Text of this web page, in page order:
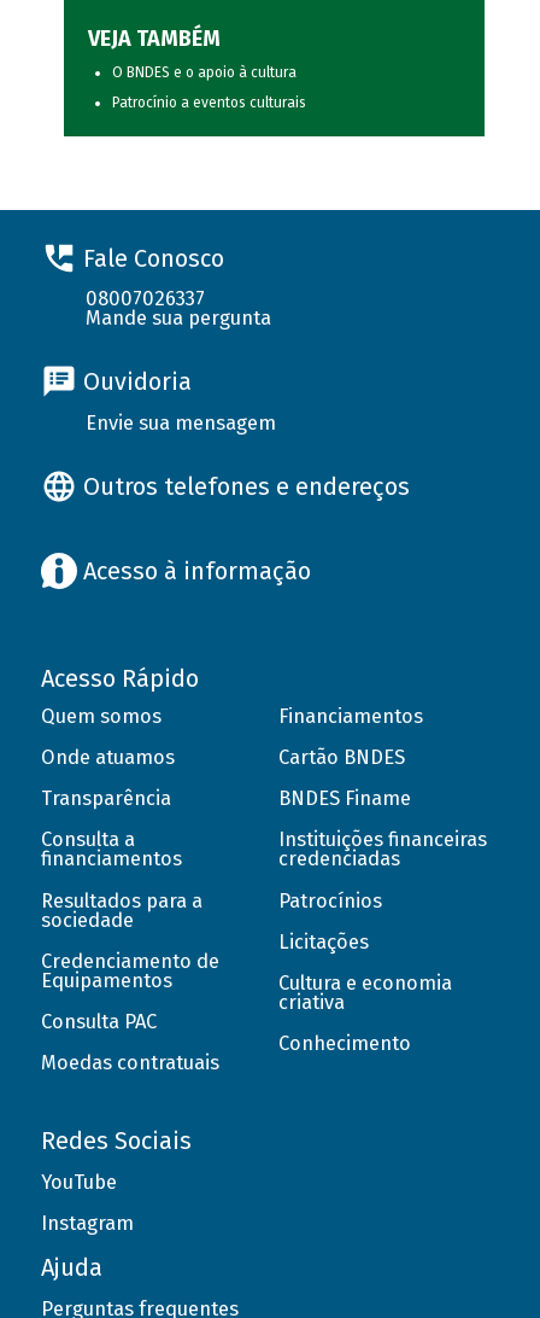
VEJA TAMBÉM
O BNDES e o apoio à cultura
Patrocínio a eventos culturais
Fale Conosco
08007026337
Mande sua pergunta
Ouvidoria
Envie sua mensagem
Outros telefones e endereços
Acesso à informação
Acesso Rápido
Quem somos
Onde atuamos
Transparência
Consulta a
financiamentos
Resultados para a
sociedade
Credenciamento de
Equipamentos
Consulta PAC
Moedas contratuais
Financiamentos
Cartão BNDES
BNDES Finame
Instituições financeiras
credenciadas
Patrocínios
Licitações
Cultura e economia
criativa
Conhecimento
Redes Sociais
YouTube
Instagram
Ajuda
Perguntas frequentes